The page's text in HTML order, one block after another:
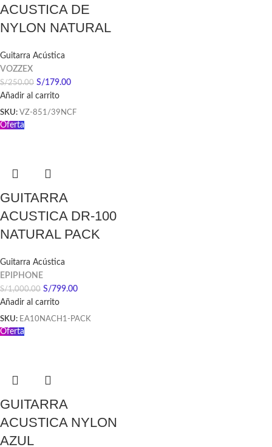
ACUSTICA DE
NYLON NATURAL
Guitarra Acústica
VOZZEX
S/250.00 S/179.00
Añadir al carrito
SKU: VZ-851/39NCF
Oferta
GUITARRA
ACUSTICA DR-100
NATURAL PACK
Guitarra Acústica
EPIPHONE
S/1,000.00 S/799.00
Añadir al carrito
SKU: EA10NACH1-PACK
Oferta
GUITARRA
ACUSTICA NYLON
AZUL